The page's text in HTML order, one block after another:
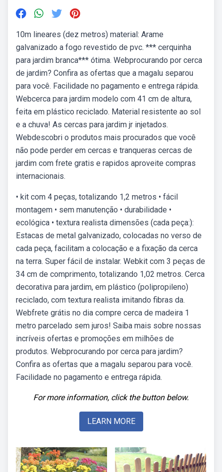
10m lineares (dez metros) material: Arame
galvanizado a fogo revestido de pvc. *** cerquinha
para jardim branca*** ótima. Webprocurando por cerca
de jardim? Confira as ofertas que a magalu separou
para você. Facilidade no pagamento e entrega rápida.
Webcerca para jardim modelo com 41 cm de altura,
feita em plástico reciclado. Material resistente ao sol
e a chuva! As cercas para jardim jr injetados.
Webdescobri o produtos mais procurados que você
não pode perder em cercas e tranqueras cercas de
jardim com frete gratis e rapidos aproveite compras
internacionais.
• kit com 4 peças, totalizando 1,2 metros • fácil
montagem • sem manutenção • durabilidade •
ecológica • textura realista dimensões (cada peça:):
Estacas de metal galvanizado, colocadas no verso de
cada peça, facilitam a colocação e a fixação da cerca
na terra. Super fácil de instalar. Webkit com 3 peças de
34 cm de comprimento, totalizando 1,02 metros. Cerca
decorativa para jardim, em plástico (polipropileno)
reciclado, com textura realista imitando fibras da.
Webfrete grátis no dia compre cerca de madeira 1
metro parcelado sem juros! Saiba mais sobre nossas
incríveis ofertas e promoções em milhões de
produtos. Webprocurando por cerca para jardim?
Confira as ofertas que a magalu separou para você.
Facilidade no pagamento e entrega rápida.
For more information, click the button below.
LEARN MORE